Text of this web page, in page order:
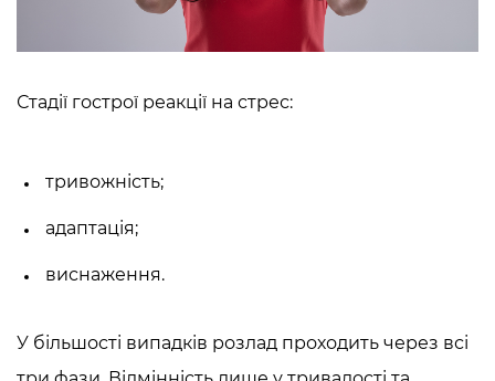
Стадії гострої реакції на стрес:
тривожність;
адаптація;
виснаження.
У більшості випадків розлад проходить через всі